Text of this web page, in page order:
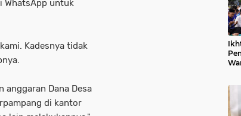
WhatsApp untuk
Kadesnya tidak
anggaran Dana Desa
di kantor